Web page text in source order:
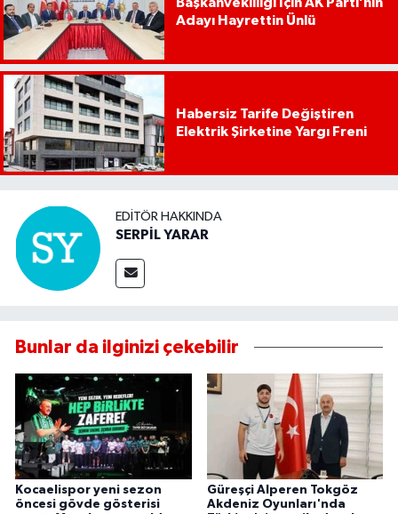
Adayı Hayrettin Ünlü
Habersiz Tarife Değiştiren
Elektrik Şirketine Yargı Freni
EDITÖR HAKKINDA
SERPİL YARAR
Bunlar da ilginizi çekebilir
Kocaelispor yeni sezon
öncesi gövde gösterisi
Güreşçi Alperen Tokgöz
Akdeniz Oyunları'nda